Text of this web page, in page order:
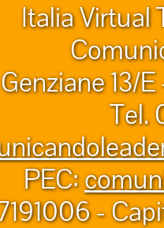
Italia Virtual
13/
Tel.
PEC:
-